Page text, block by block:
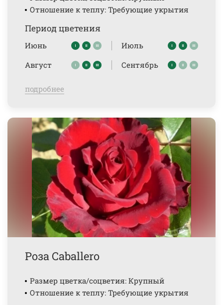
Отношение к теплу: Требующие укрытия
Период цветения
Июнь
Июль
Август
Сентябрь
подробнее
Роза Caballero
Размер цветка/соцветия: Крупный
Отношение к теплу: Требующие укрытия